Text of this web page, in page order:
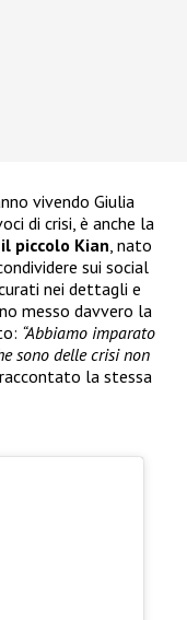
vivendo Giulia
di crisi, è anche la
il piccolo Kian, nato
sui social
nei dettagli e
messo davvero la
“Abbiamo imparato
sono delle crisi non
la stessa